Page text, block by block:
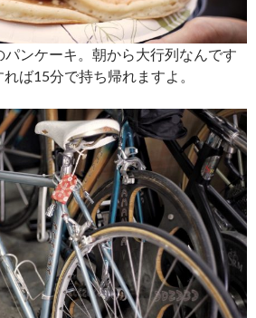
パンケーキ。朝から大行列なんです
ば15分で持ち帰れますよ。